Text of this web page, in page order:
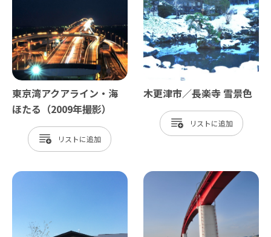
東京湾アクアライン・海
ほたる（2009年撮影）
リスト
木更津市／長楽寺 雪景色
リスト